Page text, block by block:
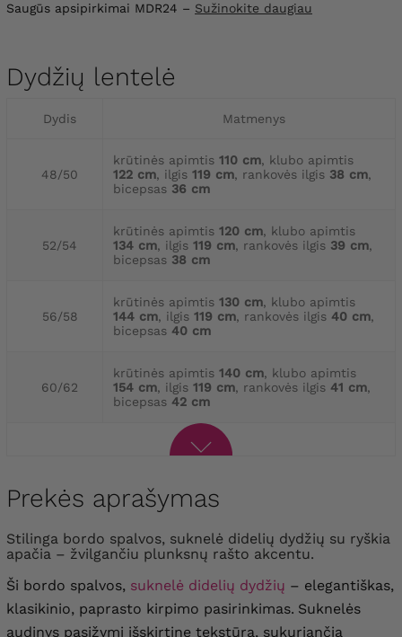
Saugūs apsipirkimai MDR24 – Sužinokite daugiau
Dydžių lentelė
Dydis Matmenys
48/50
krūtinės apimtis 110 cm, klubo apimtis
122 cm, ilgis 119 cm, rankovės ilgis 38 cm,
bicepsas 36 cm
52/54
krūtinės apimtis 120 cm, klubo apimtis
134 cm, ilgis 119 cm, rankovės ilgis 39 cm,
bicepsas 38 cm
56/58
krūtinės apimtis 130 cm, klubo apimtis
144 cm, ilgis 119 cm, rankovės ilgis 40 cm,
bicepsas 40 cm
60/62
krūtinės apimtis 140 cm, klubo apimtis
154 cm, ilgis 119 cm, rankovės ilgis 41 cm,
bicepsas 42 cm
Prekės aprašymas
Stilinga bordo spalvos, suknelė didelių dydžių su ryškia
apačia – žvilgančiu plunksnų rašto akcentu.
Ši bordo spalvos, suknelė didelių dydžių – elegantiškas,
klasikinio, paprasto kirpimo pasirinkimas. Suknelės
audinys pasižymi išskirtine tekstūra, sukuriančia